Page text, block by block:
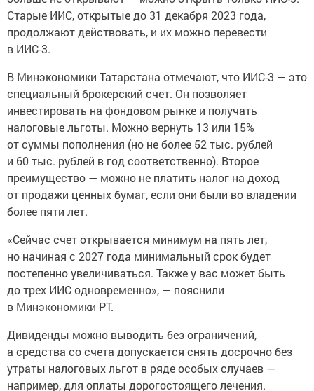
Старые ИИС, открытые до 31 декабря 2023 года,
продолжают действовать, и их можно перевести
в ИИС-3.
В Минэкономики Татарстана отмечают, что ИИС-3 — это
специальный брокерский счет. Он позволяет
инвестировать на фондовом рынке и получать
налоговые льготы. Можно вернуть 13 или 15%
от суммы пополнения (но не более 52 тыс. рублей
и 60 тыс. рублей в год соответственно). Второе
преимущество — можно не платить налог на доход
от продажи ценных бумаг, если они были во владении
более пяти лет.
«Сейчас счет открывается минимум на пять лет,
но начиная с 2027 года минимальный срок будет
постепенно увеличиваться. Также у вас может быть
до трех ИИС одновременно», — пояснили
в Минэкономики РТ.
Дивиденды можно выводить без ограничений,
а средства со счета допускается снять досрочно без
утраты налоговых льгот в ряде особых случаев —
например, для оплаты дорогостоящего лечения.